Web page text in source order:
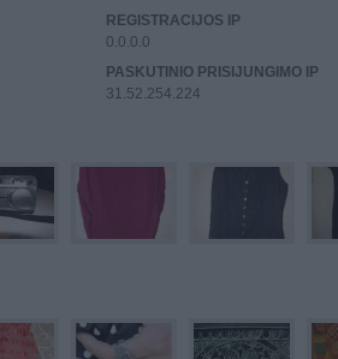
REGISTRACIJOS IP
0.0.0.0
PASKUTINIO PRISIJUNGIMO IP
31.52.254.224